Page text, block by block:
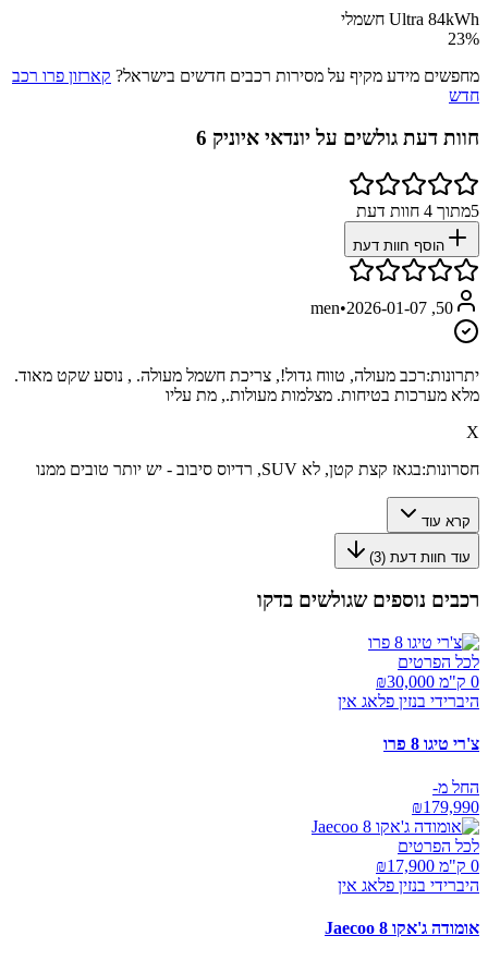
Ultra 84kWh חשמלי
23%
מחפשים מידע מקיף על מסירות רכבים חדשים בישראל? קארזון פרו רכב
חדש
חוות דעת גולשים על יונדאי איוניק 6
5מתוך 4 חוות דעת
הוסף חוות דעת
50, men
•2026-01-07
יתרונות:רכב מעולה, טווח גדול!, צריכת חשמל מעולה. , נוסע שקט מאוד.
מלא מערכות בטיחות. מצלמות מעולות., מת עליו
X
חסרונות:בגאז קצת קטן, לא SUV, רדיוס סיבוב - יש יותר טובים ממנו
קרא עוד
עוד חוות דעת (3
)
רכבים נוספים שגולשים בדקו
לכל הפרטים
0 ק"מ ₪
30,000
היברידי בנזין פלאג אין
צ'רי טיגו 8 פרו
החל מ-
₪179,990
לכל הפרטים
0 ק"מ ₪
17,900
היברידי בנזין פלאג אין
אומודה ג'אקו Jaecoo 8